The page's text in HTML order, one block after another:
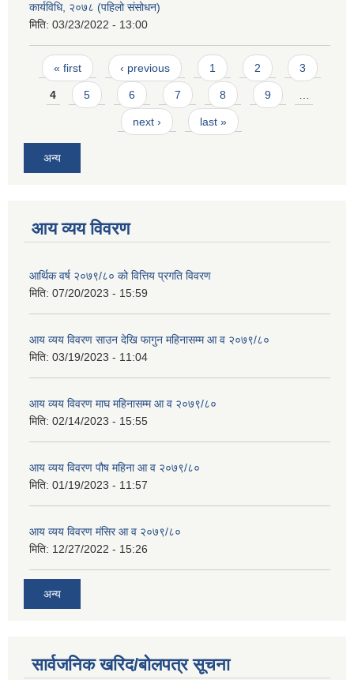
कार्यविधि, २०७८ (पहिलो संसोधन)
मिति: 03/23/2022 - 13:00
Pages
« first ‹ previous 1 2 3
4 5 6 7 8 9
next › last »
अन्य
आय व्यय विवरण
आर्थिक वर्ष २०७९/८० को वित्तिय प्रगति विवरण
मिति: 07/20/2023 - 15:59
आय व्यय विवरण साउन देखि फागुन महिनासम्म आ व २०७९/८०
मिति: 03/19/2023 - 11:04
आय व्यय विवरण माघ महिनासम्म आ व २०७९/८०
मिति: 02/14/2023 - 15:55
आय व्यय विवरण पौष महिना आ व २०७९/८०
मिति: 01/19/2023 - 11:57
आय व्यय विवरण मंसिर आ व २०७९/८०
मिति: 12/27/2022 - 15:26
अन्य
सार्वजनिक खरिद/बोलपत्र सूचना